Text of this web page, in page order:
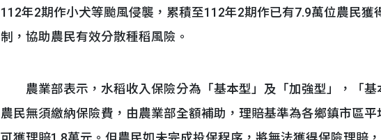
112年2期作小犬等颱風侵襲，累積至112年2期作已有7.9萬位農民獲
制，協助農民有效分散種稻風險。
農業部表示，水稻收入保險分為「基本型」及「加強型」，「基
農民無須繳納保險費，由農業部全額補助，理賠基準為各鄉鎮市區